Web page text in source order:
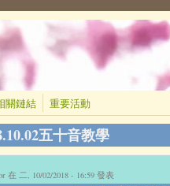
關鏈結 重要活動
五十音教學
在 二, 10/02/2018 - 16:59 發表